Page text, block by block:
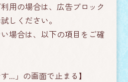
用の場合は、広告ブロック
しください。
場合は、以下の項目をご確
...」の画面で止まる】